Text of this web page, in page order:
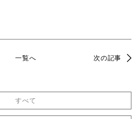
一覧へ 次の記事
すべて